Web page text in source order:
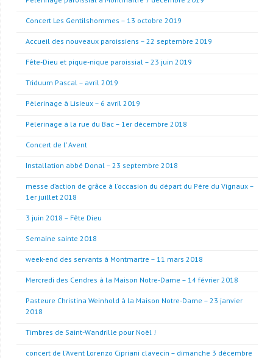
Concert Les Gentilshommes – 13 octobre 2019
Accueil des nouveaux paroissiens – 22 septembre 2019
Fête-Dieu et pique-nique paroissial – 23 juin 2019
Triduum Pascal – avril 2019
Pèlerinage à Lisieux – 6 avril 2019
Pèlerinage à la rue du Bac – 1er décembre 2018
Concert de l’ Avent
Installation abbé Donal – 23 septembre 2018
messe d’action de grâce à l’occasion du départ du Père du Vignaux –
1er juillet 2018
3 juin 2018 – Fête Dieu
Semaine sainte 2018
week-end des servants à Montmartre – 11 mars 2018
Mercredi des Cendres à la Maison Notre-Dame – 14 février 2018
Pasteure Christina Weinhold à la Maison Notre-Dame – 23 janvier
2018
Timbres de Saint-Wandrille pour Noël !
concert de l’Avent Lorenzo Cipriani clavecin – dimanche 3 décembre